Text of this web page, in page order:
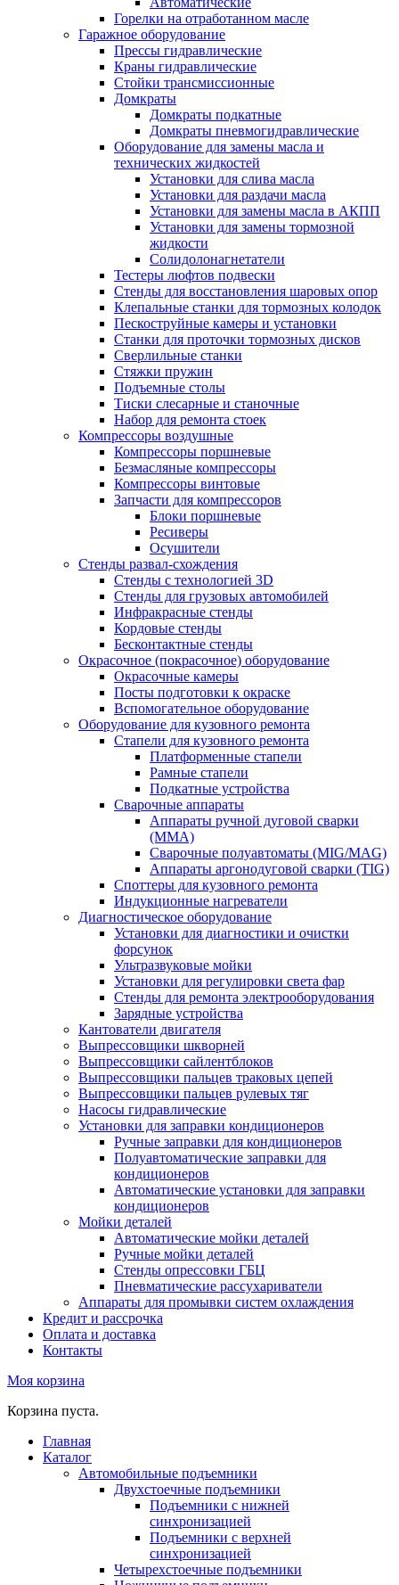
Горелки на отработанном масле
Гаражное оборудование
Прессы гидравлические
Краны гидравлические
Стойки трансмиссионные
Домкраты
Домкраты подкатные
Домкраты пневмогидравлические
Оборудование для замены масла и
технических жидкостей
Установки для слива масла
Установки для раздачи масла
Установки для замены масла в АКПП
Установки для замены тормозной
жидкости
Солидолонагнетатели
Тестеры люфтов подвески
Стенды для восстановления шаровых опор
Клепальные станки для тормозных колодок
Пескоструйные камеры и установки
Станки для проточки тормозных дисков
Сверлильные станки
Стяжки пружин
Подъемные столы
Тиски слесарные и станочные
Набор для ремонта стоек
Компрессоры воздушные
Компрессоры поршневые
Безмасляные компрессоры
Компрессоры винтовые
Запчасти для компрессоров
Блоки поршневые
Ресиверы
Осушители
Стенды развал-схождения
Стенды с технологией 3D
Стенды для грузовых автомобилей
Инфракрасные стенды
Кордовые стенды
Бесконтактные стенды
Окрасочное (покрасочное) оборудование
Окрасочные камеры
Посты подготовки к окраске
Вспомогательное оборудование
Оборудование для кузовного ремонта
Стапели для кузовного ремонта
Платформенные стапели
Рамные стапели
Подкатные устройства
Сварочные аппараты
Аппараты ручной дуговой сварки
(MMA)
Сварочные полуавтоматы (MIG/MAG)
Аппараты аргонодуговой сварки (TIG)
Споттеры для кузовного ремонта
Индукционные нагреватели
Диагностическое оборудование
Установки для диагностики и очистки
форсунок
Ультразвуковые мойки
Установки для регулировки света фар
Стенды для ремонта электрооборудования
Зарядные устройства
Кантователи двигателя
Выпрессовщики шкворней
Выпрессовщики сайлентблоков
Выпрессовщики пальцев траковых цепей
Выпрессовщики пальцев рулевых тяг
Насосы гидравлические
Установки для заправки кондиционеров
Ручные заправки для кондиционеров
Полуавтоматические заправки для
кондиционеров
Автоматические установки для заправки
кондиционеров
Мойки деталей
Автоматические мойки деталей
Ручные мойки деталей
Стенды опрессовки ГБЦ
Пневматические рассухариватели
Аппараты для промывки систем охлаждения
Кредит и рассрочка
Оплата и доставка
Контакты
Моя корзина
Корзина пуста.
Главная
Каталог
Автомобильные подъемники
Двухстоечные подъемники
Подъемники с нижней
синхронизацией
Подъемники с верхней
синхронизацией
Четырехстоечные подъемники